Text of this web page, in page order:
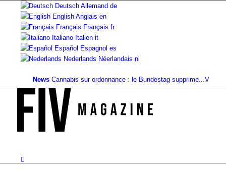
Deutsch Allemand de
English Anglais en
Français Français fr
Italiano Italien it
Español Espagnol es
Nederlands Néerlandais nl
Cannabis sur ordonnance : le Bundestag supprime...Valeur